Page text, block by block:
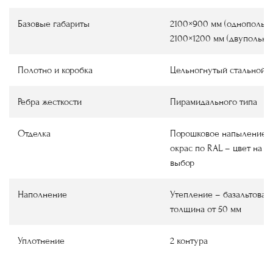
Базовые габариты
2100×900 мм
2100×1200 мм
Полотно и коробка Цельногнутый стальной
Ребра жесткости Пирамидального типа
Отделка Порошковое напыление
окрас по RAL– цвет на
выбор
Наполнение Утепление – базальтовая
толщина от 50 мм
Уплотнение 2 контура